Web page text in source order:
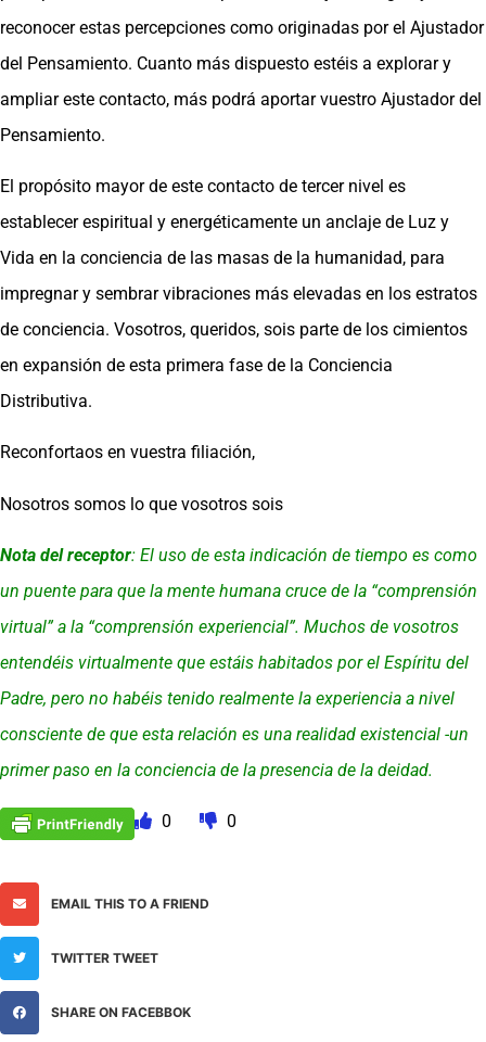
reconocer estas percepciones como originadas por el Ajustador
del Pensamiento. Cuanto más dispuesto estéis a explorar y
ampliar este contacto, más podrá aportar vuestro Ajustador del
Pensamiento.
El propósito mayor de este contacto de tercer nivel es
establecer espiritual y energéticamente un anclaje de Luz y
Vida en la conciencia de las masas de la humanidad, para
impregnar y sembrar vibraciones más elevadas en los estratos
de conciencia. Vosotros, queridos, sois parte de los cimientos
en expansión de esta primera fase de la Conciencia
Distributiva.
Reconfortaos en vuestra filiación,
Nosotros somos lo que vosotros sois
Nota del receptor: El uso de esta indicación de tiempo es como
un puente para que la mente humana cruce de la “comprensión
virtual” a la “comprensión experiencial”. Muchos de vosotros
entendéis virtualmente que estáis habitados por el Espíritu del
Padre, pero no habéis tenido realmente la experiencia a nivel
consciente de que esta relación es una realidad existencial -un
primer paso en la conciencia de la presencia de la deidad.
0 0
EMAIL THIS TO A FRIEND
TWITTER TWEET
SHARE ON FACEBBOK